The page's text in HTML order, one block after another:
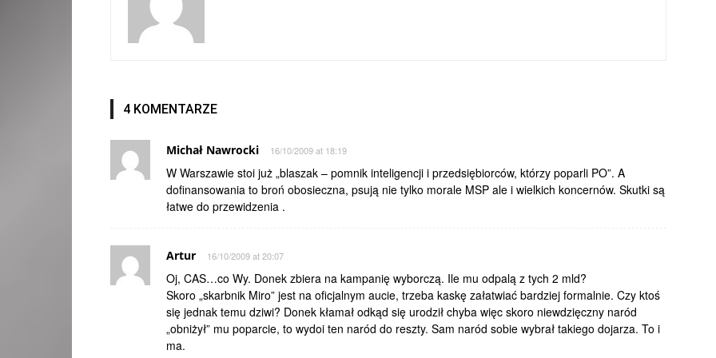
4 KOMENTARZE
Michał Nawrocki 16/10/2009 at 18:19
W Warszawie stoi już „blaszak – pomnik inteligencji i przedsiębiorców, którzy poparli PO”. A
dofinansowania to broń obosieczna, psują nie tylko morale MSP ale i wielkich koncernów. Skutki są
łatwe do przewidzenia .
Artur 16/10/2009 at 20:07
Oj, CAS…co Wy. Donek zbiera na kampanię wyborczą. Ile mu odpalą z tych 2 mld?
Skoro „skarbnik Miro” jest na oficjalnym aucie, trzeba kaskę załatwiać bardziej formalnie. Czy ktoś
się jednak temu dziwi? Donek kłamał odkąd się urodził chyba więc skoro niewdzięczny naród
„obniżył” mu poparcie, to wydoi ten naród do reszty. Sam naród sobie wybrał takiego dojarza. To i
ma.